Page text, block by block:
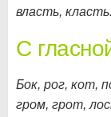
власть, класть.
С
Бок, рог, кот,
гром, грот,